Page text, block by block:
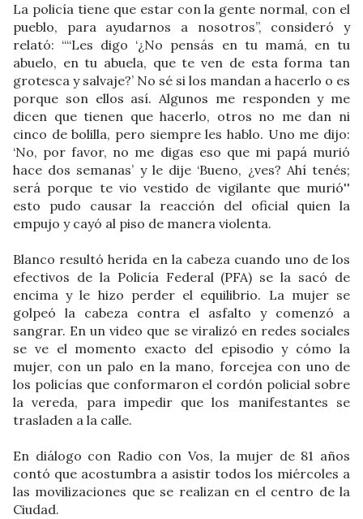
La policía tiene que estar con la gente normal, con el
pueblo, para ayudarnos a nosotros”, consideró y
relató: ““Les digo ‘¿No pensás en tu mamá, en tu
abuelo, en tu abuela, que te ven de esta forma tan
grotesca y salvaje?’ No sé si los mandan a hacerlo o es
porque son ellos así. Algunos me responden y me
dicen que tienen que hacerlo, otros no me dan ni
cinco de bolilla, pero siempre les hablo. Uno me dijo:
‘No, por favor, no me digas eso que mi papá murió
hace dos semanas’ y le dije ‘Bueno, ¿ves? Ahí tenés;
será porque te vio vestido de vigilante que murió''
esto pudo causar la reacción del oficial quien la
empujo y cayó al piso de manera violenta.
Blanco resultó herida en la cabeza cuando uno de los
efectivos de la Policía Federal (PFA) se la sacó de
encima y le hizo perder el equilibrio. La mujer se
golpeó la cabeza contra el asfalto y comenzó a
sangrar. En un video que se viralizó en redes sociales
se ve el momento exacto del episodio y cómo la
mujer, con un palo en la mano, forcejea con uno de
los policías que conformaron el cordón policial sobre
la vereda, para impedir que los manifestantes se
trasladen a la calle.
En diálogo con Radio con Vos, la mujer de 81 años
contó que acostumbra a asistir todos los miércoles a
las movilizaciones que se realizan en el centro de la
Ciudad.